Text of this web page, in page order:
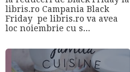
libris.ro Campania Black
Friday pe libris.ro va avea
loc noiembrie cu s...